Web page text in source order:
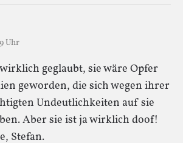
Uhr
geglaubt, sie wäre Opfer
geworden, die sich wegen ihrer
Undeutlichkeiten auf sie
Aber sie ist ja wirklich doof!
Stefan.